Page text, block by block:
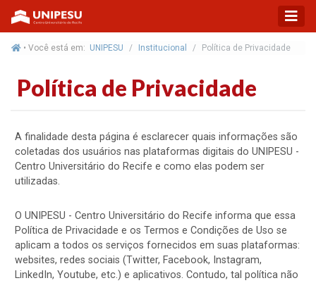
• Você está em: UNIPESU Institucional Política de Privacidade
Política de Privacidade
A finalidade desta página é esclarecer quais informações são
coletadas dos usuários nas plataformas digitais do UNIPESU -
Centro Universitário do Recife e como elas podem ser
utilizadas.
O UNIPESU - Centro Universitário do Recife informa que essa
Política de Privacidade e os Termos e Condições de Uso se
aplicam a todos os serviços fornecidos em suas plataformas:
websites, redes sociais (Twitter, Facebook, Instagram,
LinkedIn, Youtube, etc.) e aplicativos. Contudo, tal política não